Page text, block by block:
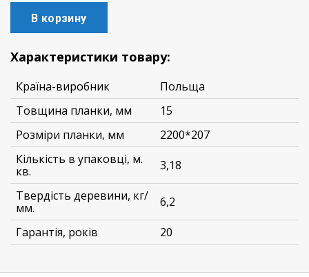
В корзину
Характеристики товару:
Країна-виробник
Польща
Товщина планки, мм
15
Розміри планки, мм
2200*207
Кількість в упаковці, м.
кв.
3,18
Твердість деревини, кг/
мм.
6,2
Гарантія, років
20